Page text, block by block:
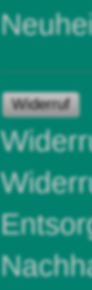
Widerruf